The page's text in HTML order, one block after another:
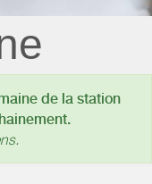
de la station